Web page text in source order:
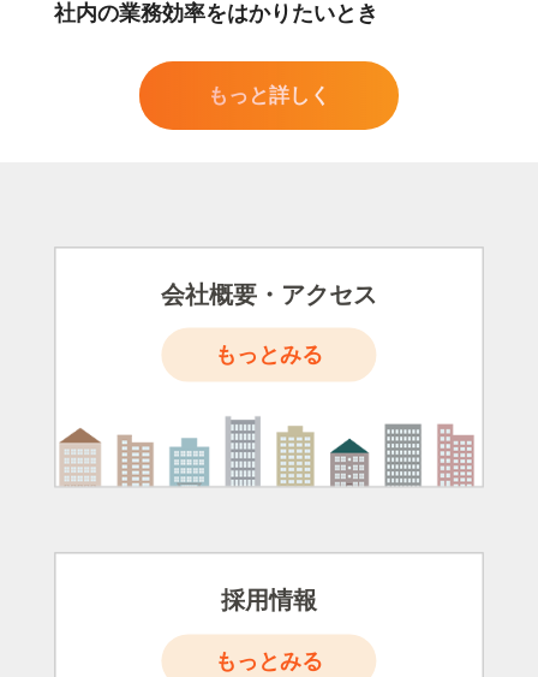
社内の業務効率をはかりたいとき
もっと詳しく
会社概要・アクセス
もっとみる
採用情報
もっとみる